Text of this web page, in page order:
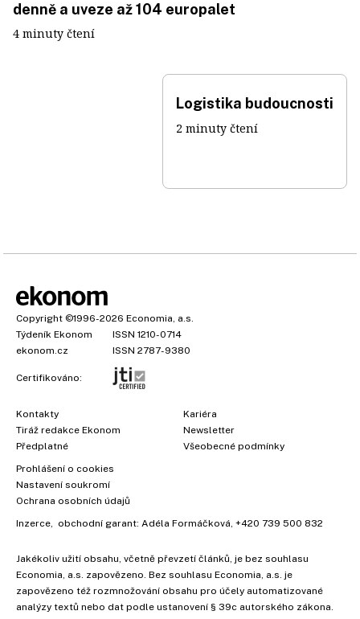
denně a uveze až 104 europalet
4 minuty čtení
Logistika budoucnosti
2 minuty čtení
Copyright ©1996-2026 Economia, a.s.
Týdeník Ekonom
ISSN 1210-0714
ekonom.cz
ISSN 2787-9380
Certifikováno:
Kontakty
Tiráž redakce Ekonom
Předplatné
Kariéra
Newsletter
Všeobecné podmínky
Prohlášení o cookies
Nastavení soukromí
Ochrana osobních údajů
Inzerce, obchodní garant: Adéla Formáčková, +420 739 500 832
Jakékoliv užití obsahu, včetně převzetí článků, je bez souhlasu
Economia, a.s. zapovězeno. Bez souhlasu Economia, a.s. je
zapovězeno též rozmnožování obsahu pro účely automatizované
analýzy textů nebo dat podle ustanovení § 39c autorského zákona.